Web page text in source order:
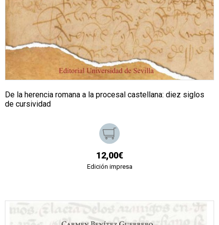
De la herencia romana a la procesal castellana: diez siglos
de cursividad
12,00€
Edición impresa